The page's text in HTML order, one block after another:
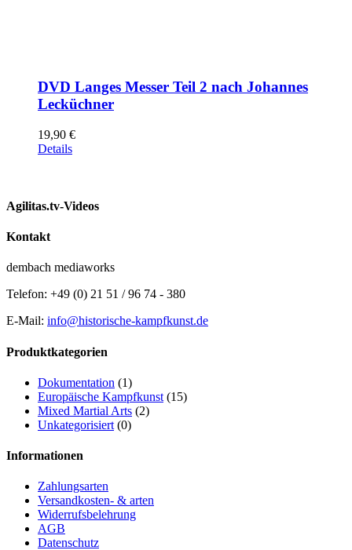
DVD Langes Messer Teil 2 nach Johannes
Lecküchner
19,90 €
Details
Agilitas.tv-Videos
Kontakt
dembach mediaworks
Telefon: +49 (0) 21 51 / 96 74 - 380
E-Mail: info@historische-kampfkunst.de
Produktkategorien
Dokumentation (1)
Europäische Kampfkunst (15)
Mixed Martial Arts (2)
Unkategorisiert (0)
Informationen
Zahlungsarten
Versandkosten- & arten
Widerrufsbelehrung
AGB
Datenschutz